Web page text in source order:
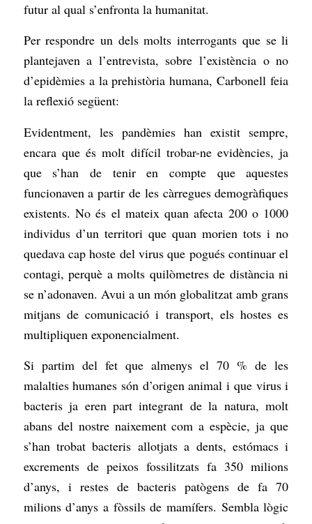
futur al qual s’enfronta la humanitat.
Per respondre un dels molts interrogants que se li
plantejaven a l’entrevista, sobre l’existència o no
d’epidèmies a la prehistòria humana, Carbonell feia
la reflexió següent:
Evidentment, les pandèmies han existit sempre,
encara que és molt difícil trobar-ne evidències, ja
que s’han de tenir en compte que aquestes
funcionaven a partir de les càrregues demogràfiques
existents. No és el mateix quan afecta 200 o 1000
individus d’un territori que quan morien tots i no
quedava cap hoste del virus que pogués continuar el
contagi, perquè a molts quilòmetres de distància ni
se n’adonaven. Avui a un món globalitzat amb grans
mitjans de comunicació i transport, els hostes es
multipliquen exponencialment.
Si partim del fet que almenys el 70 % de les
malalties humanes són d’origen animal i que virus i
bacteris ja eren part integrant de la natura, molt
abans del nostre naixement com a espècie, ja que
s’han trobat bacteris allotjats a dents, estómacs i
excrements de peixos fossilitzats fa 350 milions
d’anys, i restes de bacteris patògens de fa 70
milions d’anys a fòssils de mamífers. Sembla lògic